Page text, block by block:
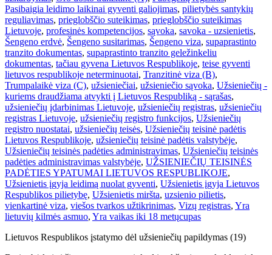
Pasibaigia leidimo laikinai gyventi galiojimas, pilietybės santykių
reguliavimas, prieglobščio suteikimas, prieglobščio suteikimas
Lietuvoje, profesinės kompetencijos, sąvoka, savoka - uzsienietis,
Šengeno erdvė, Šengeno susitarimas, Šengeno viza, supaprastinto
tranzito dokumentas, supaprastinto tranzito geležinkeliu
dokumentas, tačiau gyvena Lietuvos Respublikoje, teise gyventi
lietuvos respublikoje neterminuotai, Tranzitinė viza (B),
Trumpalaikė viza (C), užsieniečiai, užsieniečio sąvoka, Užsieniečių -
kuriems draudžiama atvykti į Lietuvos Respubliką - sąrašas,
užsieniečių įdarbinimas Lietuvoje, užsieniečių registras, užsieniečių
registras Lietuvoje, užsieniečių registro funkcijos, Užsieniečių
registro nuostatai, užsieniečių teisės, Užsieniečių teisinė padėtis
Lietuvos Respublikoje, užsieniečių teisinė padėtis valstybėje,
Užsieniečių teisinės padėties administravimas, Užsieniečių teisinės
padėties administravimas valstybėje, UŽSIENIEČIŲ TEISINĖS
PADĖTIES YPATUMAI LIETUVOS RESPUBLIKOJE,
Užsienietis įgyja leidimą nuolat gyventi, Užsienietis įgyja Lietuvos
Respublikos pilietybę, Užsienietis miršta, uzsienio pilietis,
vienkartinė viza, viešos tvarkos užtikrinimas, Vizų registras, Yra
lietuvių kilmės asmuo, Yra vaikas iki 18 metųcupas
Lietuvos Respublikos įstatymo dėl užsieniečių papildymas (19)